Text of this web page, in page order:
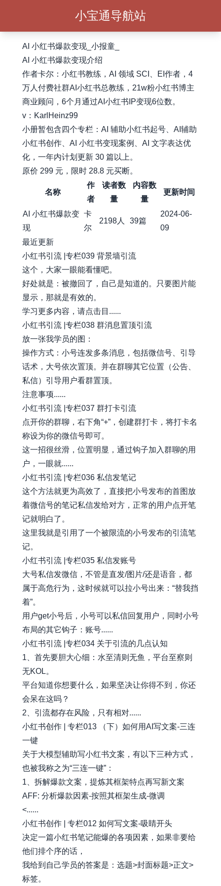
小宝通导航站
AI 小红书爆款变现_小报童_
AI 小红书爆款变现介绍
作者卡尔：小红书教练，AI 领域 SCI、EI作者，4
万人付费社群AI小红书总教练，21w粉小红书博主
商业顾问，6个月通过AI小红书IP变现6位数。
v：KarlHeinz99
小册暂包含四个专栏：AI 辅助小红书起号、AI辅助
小红书创作、AI 小红书变现案例、AI 文字表达优
化，一年内计划更新 30 篇以上。
原价 299 元，限时 28.8 元买断。
名称
作
者
读者数
量
内容数
量
更新时间
AI 小红书爆款变
现
卡
尔
2198人 39篇
2024-06-
09
最近更新
小红书引流 |专栏039 背景墙引流
这个，大家一眼能看懂吧。
好处就是：被撤回了，自己是知道的。只要图片能
显示，那就是有效的。
学习更多内容，请点击目......
小红书引流 |专栏038 群消息置顶引流
放一张我学员的图：
操作方式：小号连发多条消息，包括微信号、引导
话术，大号依次置顶。并在群聊其它位置（公告、
私信）引导用户看群置顶。
注意事项......
小红书引流 |专栏037 群打卡引流
点开你的群聊，右下角“+”，创建群打卡，将打卡名
称设为你的微信号即可。
这一招很丝滑，位置明显，通过钩子加入群聊的用
户，一眼就......
小红书引流 |专栏036 私信发笔记
这个方法就更为高效了，直接把小号发布的首图放
着微信号的笔记私信发给对方，正常的用户点开笔
记就明白了。
这里我就是引用了一个被限流的小号发布的引流笔
记。
小红书引流 |专栏035 私信发账号
大号私信发微信，不管是直发/图片/还是语音，都
属于高危行为，这时候就可以拉小号出来：“替我挡
着”。
用户get小号后，小号可以私信回复用户，同时小号
布局的其它钩子：账号......
小红书引流 |专栏034 关于引流的几点认知
1、首先要胆大心细：水至清则无鱼，平台至察则
无KOL。
平台知道你想要什么，如果坚决让你得不到，你还
会呆在这吗？
2、引流都存在风险，只有相对......
小红书创作 | 专栏013 （下）如何用AI写文案-三连
一键
关于大模型辅助写小红书文案，有以下三种方式，
也被我称之为“三连一键”：
1、拆解爆款文案，提炼其框架特点再写新文案
AFF: 分析爆款因素-按照其框架生成-微调
<......
小红书创作 | 专栏012 如何写文案-吸睛开头
决定一篇小红书笔记能爆的各项因素，如果非要给
他们排个序的话，
我给到自己学员的答案是：选题>封面标题>正文>
标签。